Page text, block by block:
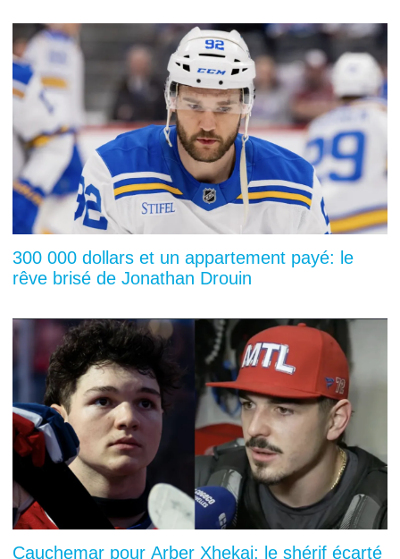
300 000 dollars et un appartement payé: le
rêve brisé de Jonathan Drouin
Cauchemar pour Arber Xhekaj: le shérif écarté